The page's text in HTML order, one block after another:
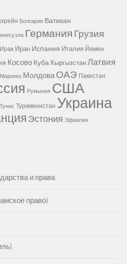
Болгария Ватикан
Германия Грузия
Ирак Иран Испания Италия Йемен
Косово Куба Кыргызстан Латвия
Марокко Молдова ОАЭ Пакистан
Румыния США
Тунис Туркменистан Украина
Эстония Эфиопия
и права
право)